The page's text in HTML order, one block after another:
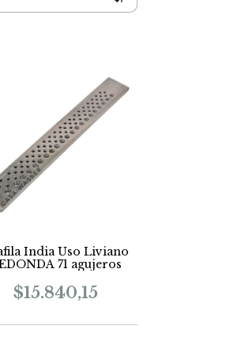
India Uso Liviano
71 agujeros
$15.840,15